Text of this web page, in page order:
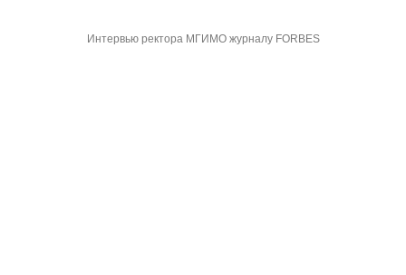
Интервью ректора МГИМО журналу FORBES